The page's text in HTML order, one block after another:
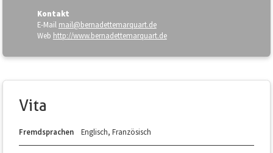
Kontakt
E-Mail mail@bernadettemarquart.de
Web http://www.bernadettemarquart.de
Vita
Fremdsprachen Englisch, Französisch